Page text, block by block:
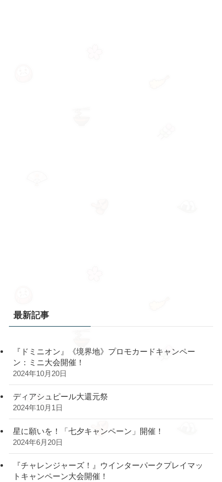
最新記事
『ドミニオン』《境界地》プロモカードキャンペー
ン：ミニ大会開催！
2024年10月20日
ディアシュピール大還元祭
2024年10月1日
星に願いを！「七夕キャンペーン」開催！
2024年6月20日
『チャレンジャーズ！』ウインターパークプレイマッ
トキャンペーン大会開催！